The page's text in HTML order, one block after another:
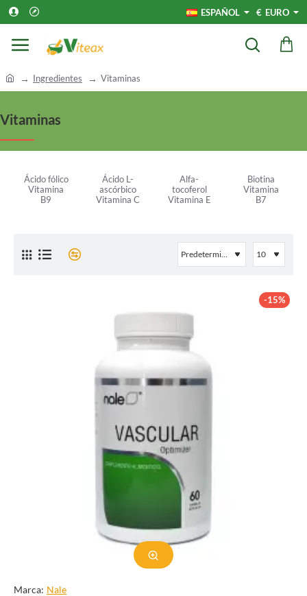
ESPAÑOL € EURO
o
e
Ingredientes Vitaminas
Vitaminas
Ácido fólico
Vitamina
B9
Ácido L-
ascórbico
Vitamina C
Alfa-
tocoferol
Vitamina E
Biotina
Vitamina
B7
-15%
Marca: Nale